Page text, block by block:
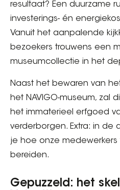
resultaat? Een duurzame
investerings- én
Vanuit het aanpalende
bezoekers trouwens een
museumcollectie in het
Naast het bewaren van
het NAVIGO-museum, zal
het immaterieel erfgoed
verderborgen. Extra: in de
je hoe onze medewerkers
bereiden.
Gepuzzeld: het